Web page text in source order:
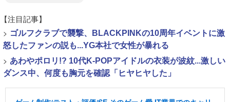
【注目記事】
> ゴルフクラブで襲撃、BLACKPINKの10周年イベントに激
怒したファンの説も...YG本社で女性が暴れる
> あわやポロリ!? 10代K-POPアイドルの衣装が波紋...激しい
ダンス中、何度も胸元を確認「ヒヤヒヤした」